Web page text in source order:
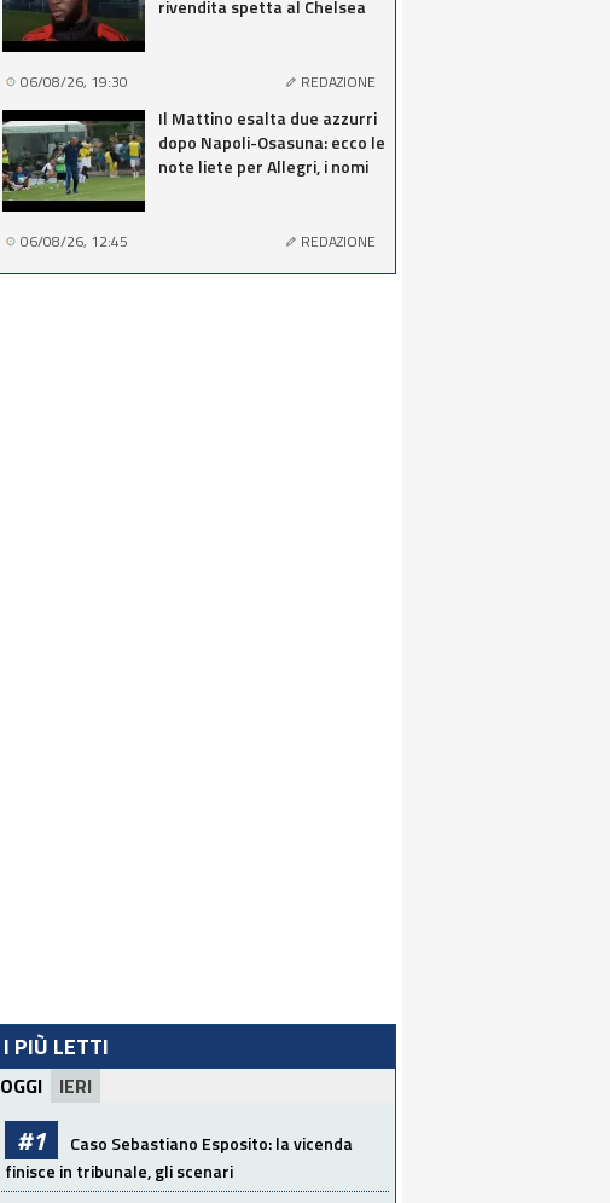
rivendita spetta al Chelsea
06/08/26, 19:30 REDAZIONE
Il Mattino esalta due azzurri
dopo Napoli-Osasuna: ecco le
note liete per Allegri, i nomi
06/08/26, 12:45 REDAZIONE
I PIÙ LETTI
OGGI IERI
#1
Caso Sebastiano Esposito: la vicenda
finisce in tribunale, gli scenari